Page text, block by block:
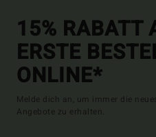
15% RABATT
ERSTE
ONLINE*
Melde dich an, um immer die
Angebote zu erhalten.